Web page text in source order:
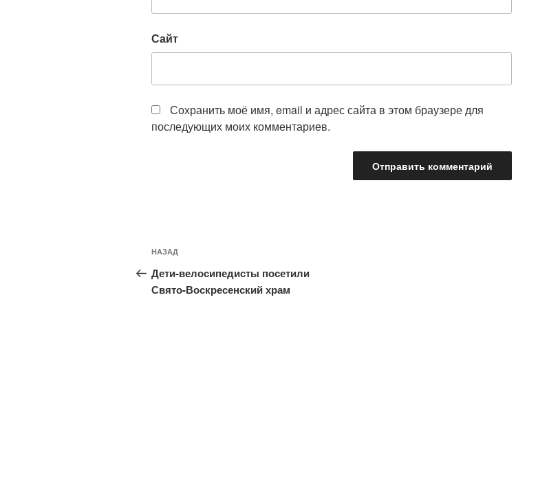
Сайт
Сохранить моё имя, email и адрес сайта в этом браузере для
последующих моих комментариев.
Навигация
по
записям
Предыдущая
запись:
НАЗАД
Дети-велосипедисты посетили
Свято-Воскресенский храм